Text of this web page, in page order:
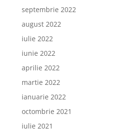
septembrie 2022
august 2022
iulie 2022
iunie 2022
aprilie 2022
martie 2022
ianuarie 2022
octombrie 2021
iulie 2021